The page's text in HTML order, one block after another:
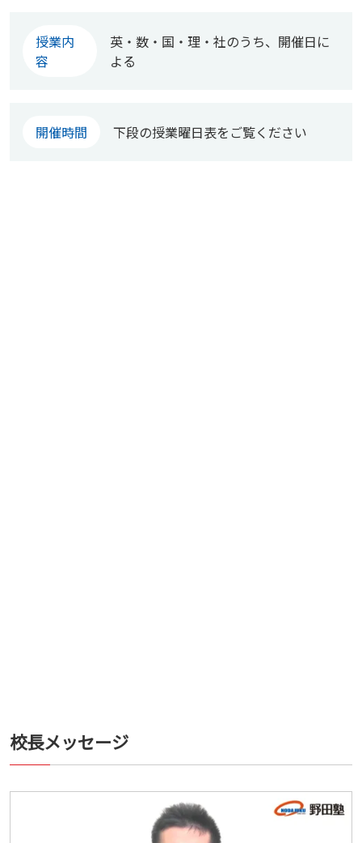
授業内
容
英・数・国・理・社のうち、開催日に
よる
開催時間 下段の授業曜日表をご覧ください
校長メッセージ